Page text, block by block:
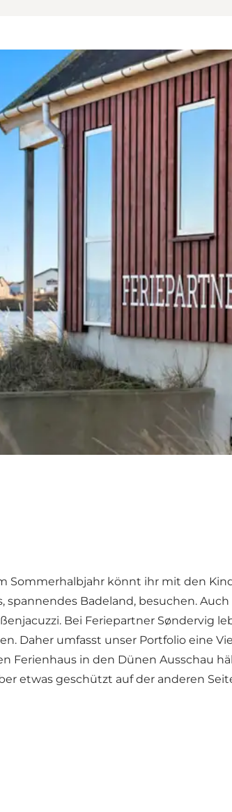
Sommerhalbjahr könnt ihr mit den
Badeland, besuchen.
Bei Feriepartner Søndervig
Daher umfasst unser Portfolio eine
Ferienhaus in den Dünen Ausschau
etwas geschützt auf der anderen